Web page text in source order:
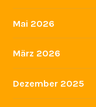
Mai 2026
März 2026
Dezember 2025